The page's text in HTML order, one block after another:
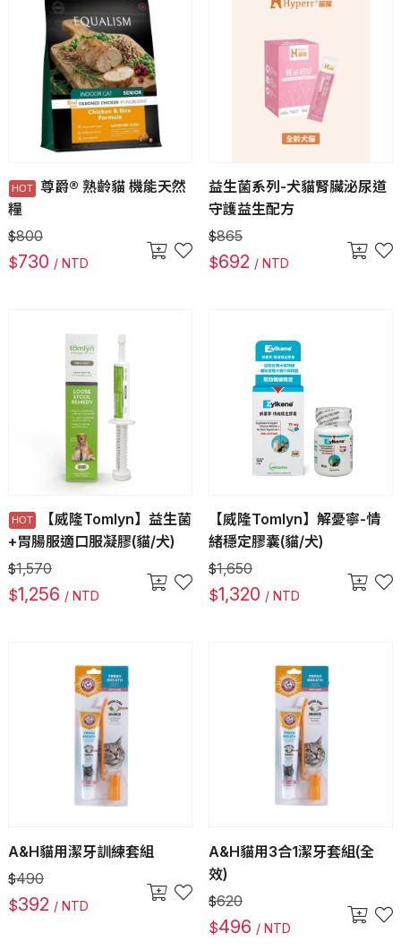
尊爵® 熟齡貓 機能天然
糧
$800
$730 / NTD
益生菌系列-犬貓腎臟泌尿道
守護益生配方
$865
$692 / NTD
【威隆Tomlyn】益生菌
+胃腸服適口服凝膠(貓/犬)
$1,570
$1,256 / NTD
【威隆Tomlyn】解憂寧-情
緒穩定膠囊(貓/犬)
$1,650
$1,320 / NTD
A&H貓用潔牙訓練套組
$490
$392 / NTD
A&H貓用3合1潔牙套組(全
效)
$620
$496 / NTD